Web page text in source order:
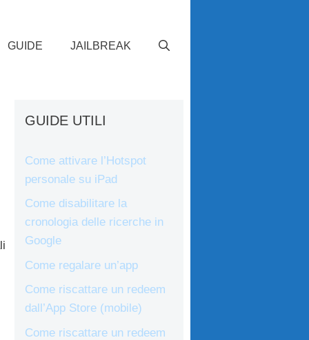
GUIDE JAILBREAK
GUIDE UTILI
Come attivare l’Hotspot
personale su iPad
Come disabilitare la
cronologia delle ricerche in
Google
Come regalare un’app
Come riscattare un redeem
dall’App Store (mobile)
Come riscattare un redeem